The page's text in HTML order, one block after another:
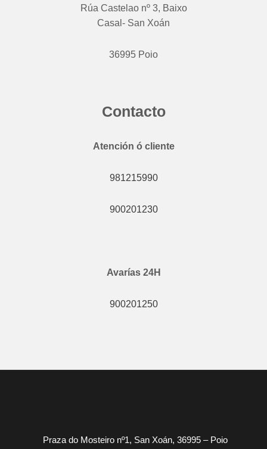
Rúa Castelao nº 3, Baixo
Casal- San Xoán
36995 Poio
Contacto
Atención ó cliente
981215990
900201230
Avarías 24H
900201250
Praza do Mosteiro nº1, San Xoán, 36995 – Poio